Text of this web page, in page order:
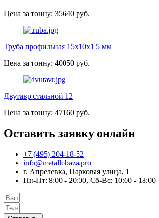
Цена за тонну: 35640 руб.
Труба профильная 15х10х1,5 мм
Цена за тонну: 40050 руб.
Двутавр стальной 12
Цена за тонну: 47160 руб.
Оставить заявку онлайн
+7 (495) 204-18-52
info@metallobaza.pro
г. Апрелевка, Парковая улица, 1
Пн-Пт: 8:00 - 20:00, Сб-Вс: 10:00 - 18:00